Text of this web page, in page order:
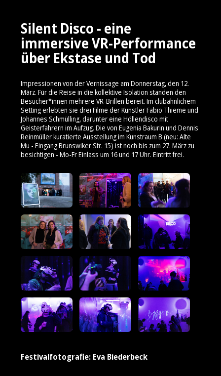
Silent Disco - eine
immersive VR-Performance
über Ekstase und Tod
Impressionen von der Vernissage am Donnerstag, den 12.
März. Für die Reise in die kollektive Isolation standen den
Besucher*innen mehrere VR-Brillen bereit. Im clubähnlichem
Setting erlebten sie drei Filme der Künstler Fabio Thieme und
Johannes Schmülling, darunter eine Höllendisco mit
Geisterfahrern im Aufzug. Die von Eugenia Bakurin und Dennis
Reinmüller kuratierte Ausstellung im Kunstraum B (neu: Alte
Mu - Eingang Brunswiker Str. 15) ist noch bis zum 27. März zu
besichtigen - Mo-Fr Einlass um 16 und 17 Uhr. Eintritt frei.
Festivalfotografie: Eva Biederbeck